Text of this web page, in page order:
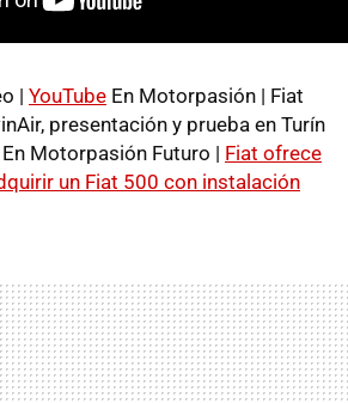
| YouTube En Motorpasión | Fiat
presentación y prueba en Turín
Motorpasión Futuro | Fiat ofrece
un Fiat 500 con instalación